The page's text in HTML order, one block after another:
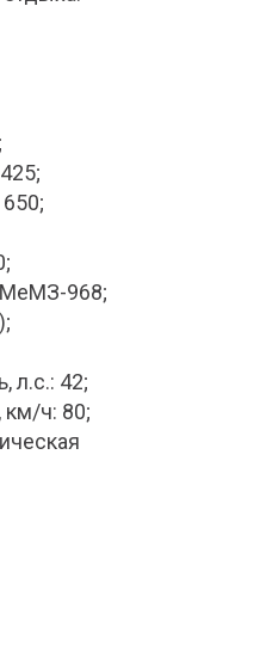
МеМЗ-968;
л.с.: 42;
км/ч: 80;